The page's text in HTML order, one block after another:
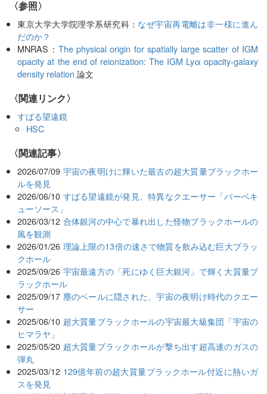
〈参照〉
東京大学大学院理学系研究科： なぜ宇宙再電離は非一様に進ん
だのか？
MNRAS： The physical origin for spatially large scatter of IGM
opacity at the end of reionization: The IGM Lyα opacity-galaxy
density relation 論文
〈関連リンク〉
すばる望遠鏡
HSC
関連記事
2026/07/09 宇宙の夜明けに輝いた最古の超大質量ブラックホー
ルを発見
2026/06/10 すばる望遠鏡が発見、特異なクエーサー「バーベキ
ューソース」
2026/03/12 合体銀河の中心で暴れ出した怪物ブラックホールの
風を観測
2026/01/26 理論上限の13倍の速さで物質を飲み込む巨大ブラッ
クホール
2025/09/26 宇宙最遠方の「死にゆく巨大銀河」で輝く大質量ブ
ラックホール
2025/09/17 塵のベールに隠された、宇宙の夜明け時代のクエー
サー
2025/06/10 超大質量ブラックホールの宇宙最大級集団「宇宙の
ヒマラヤ」
2025/05/20 超大質量ブラックホールが撃ち出す超高速のガスの
弾丸
2025/03/12 129億年前の超大質量ブラックホール付近に熱いガ
スを発見